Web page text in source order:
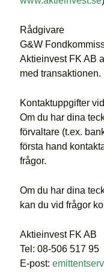
Rådgivare
G&W
Aktieinvest FK AB
med transaktionen.
Kontaktuppgifter
Om du har dina
förvaltare (t.ex.
första hand
frågor.
Om du har dina
kan du vid frågor
Aktieinvest FK AB
Tel: 08-506 517 95
E-post: